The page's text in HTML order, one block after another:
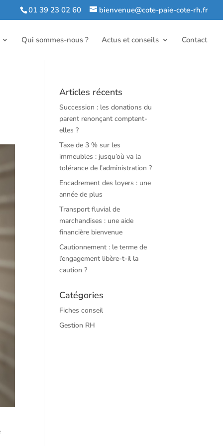
01 39 23 02 60 bienvenue@cote-paie-cote-rh.fr
Qui sommes-nous ? Actus et conseils Contact
Articles récents
Succession : les donations du
parent renonçant comptent-
elles ?
Taxe de 3 % sur les
immeubles : jusqu’où va la
tolérance de l’administration ?
Encadrement des loyers : une
année de plus
Transport fluvial de
marchandises : une aide
financière bienvenue
Cautionnement : le terme de
l’engagement libère-t-il la
caution ?
Catégories
Fiches conseil
Gestion RH